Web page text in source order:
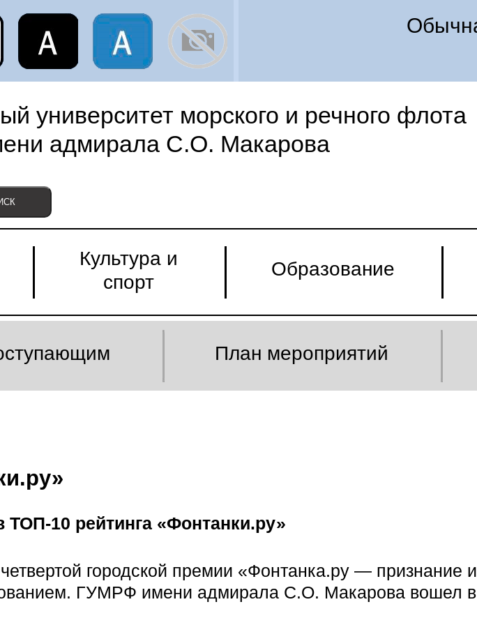
университет морского и речного флота
адмирала С.О. Макарова
Культура и
спорт
Образование
План мероприятий
10 рейтинга «Фонтанки.ру»
городской премии «Фонтанка.ру — признание
ГУМРФ имени адмирала С.О. Макарова вошел